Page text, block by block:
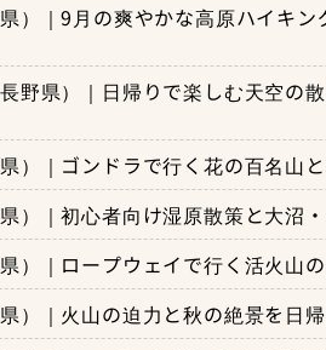
）｜9月の爽やかな高原ハイキン
ス
アクセス
グルメ
るひゅって」
日帰り温泉
渓荘
ポット
野県）｜日帰りで楽しむ天空の
イキングコース
ス
アクセス
グルメ
る里館」
日帰り温泉
湯」
ポット
）｜ゴンドラで行く花の百名山
イキングコース
ス
アクセス
グルメ
まびこそう）」
日帰り温泉
水神の湯」（富士見町）
ポット
）｜初心者向け湿原散策と大沼
ハイキングコース
ス
アクセス
グルメ
ストラン 沼尻（のしり）」
日帰り温泉
見晴らしの湯 ふれあい館」
ポット
）｜ロープウェイで行く活火山
ハイキングコース
ス
アクセス
グルメ
」
日帰り温泉
）｜火山の迫力と秋の絶景を日
ハイキングコース
ス
アクセス
グルメ
すめハイキングコース